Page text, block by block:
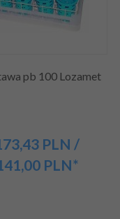
pb 100 Lozamet
43 PLN /
PLN*